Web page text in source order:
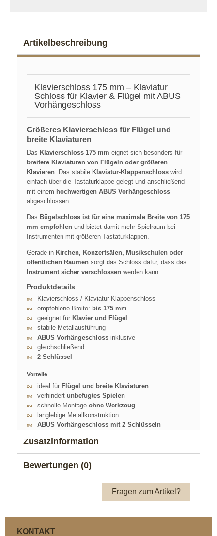
Artikelbeschreibung
Klavierschloss 175 mm – Klaviatur
Schloss für Klavier & Flügel mit ABUS
Vorhängeschloss
Größeres Klavierschloss für Flügel und
breite Klaviaturen
Das Klavierschloss 175 mm eignet sich besonders für
breitere Klaviaturen von Flügeln oder größeren
Klavieren. Das stabile Klaviatur-Klappenschlosswird
einfach über die Tastaturklappe gelegt und anschließend
mit einem hochwertigen ABUS Vorhängeschloss
abgeschlossen.
Das Bügelschloss ist für eine maximale Breite von 175
mm empfohlenund bietet damit mehr Spielraum bei
Instrumenten mit größeren Tastaturklappen.
Gerade in Kirchen, Konzertsälen, Musikschulen oder
öffentlichen Räumensorgt das Schloss dafür, dass das
Instrument sicher verschlossenwerden kann.
Produktdetails
Klavierschloss / Klaviatur-Klappenschloss
empfohlene Breite: bis 175 mm
geeignet für Klavier und Flügel
stabile Metallausführung
ABUS Vorhängeschlossinklusive
gleichschließend
2 Schlüssel
Vorteile
ideal für Flügel und breite Klaviaturen
verhindert unbefugtes Spielen
schnelle Montage ohne Werkzeug
langlebige Metallkonstruktion
ABUS Vorhängeschloss mit 2 Schlüsseln
Zusatzinformation
Bewertungen (0)
Fragen zum Artikel?
KONTAKT